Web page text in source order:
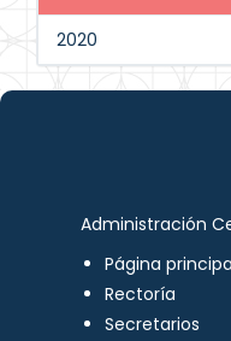
2020
Administración
Página
Rectoría
Secretarios